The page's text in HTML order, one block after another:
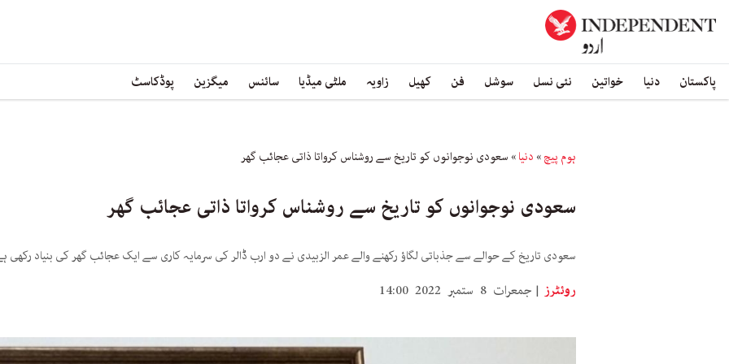
پاکستان دنیا خواتین نئی نسل سوشل فن کھیل زاویہ ملٹی میڈیا سائنس میگزین پوڈکاسٹ
ہوم پیچ» دنیا» سعودی نوجوانوں کو تاریخ سے روشناس کرواتا ذاتی عجائب گھر
سعودی نوجوانوں کو تاریخ سے روشناس کرواتا ذاتی عجائب گھر
سعودی تاریخ کے حوالے سے جذباتی لگاؤ رکھنے والے عمر الزبیدی نے دو ارب ڈالر کی سرمایہ کاری سے ایک عجائب گھر کی بنیاد رکھی
روئٹرز جمعرات 8 ستمبر 2022 14:00